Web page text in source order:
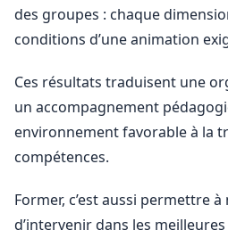
des groupes : chaque
conditions d’une animation
Ces résultats traduisent une
un accompagnement
environnement favorable à la
compétences.
Former, c’est aussi permettre
d’intervenir dans les